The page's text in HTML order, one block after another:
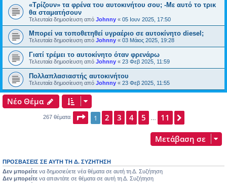
«Τρίζουν» τα φρένα του αυτοκινήτου σου; -Με αυτό το τρικ
θα σταματήσουν
Τελευταία δημοσίευση από Johnny « 05 Ιουν 2025, 17:50
Μπορεί να τοποθετηθεί υγραέριο σε αυτοκίνητο diesel;
Τελευταία δημοσίευση από Johnny « 03 Μάιος 2025, 19:28
Γιατί τρέμει το αυτοκίνητο όταν φρενάρω
Τελευταία δημοσίευση από Johnny « 23 Φεβ 2025, 11:59
Πολλαπλασιαστής αυτοκινήτου
Τελευταία δημοσίευση από Johnny « 23 Φεβ 2025, 11:55
Νέο Θέμα
267 θέματα Σελίδα 1από 11
1 2 3 4 5 11
Μετάβαση σε
ΠΡΟΣΒΆΣΕΙΣ ΣΕ ΑΥΤΉ ΤΗ Δ. ΣΥΖΉΤΗΣΗ
Δεν μπορείτε να δημοσιεύετε νέα θέματα σε αυτή τη Δ. Συζήτηση
Δεν μπορείτε να απαντάτε σε θέματα σε αυτή τη Δ. Συζήτηση